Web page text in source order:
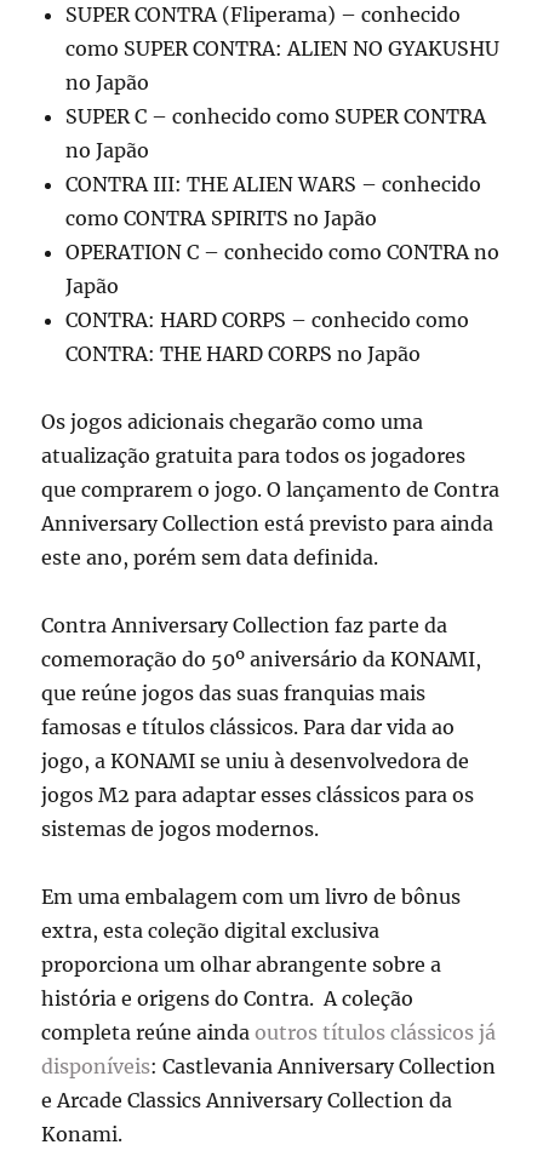
SUPER CONTRA (Fliperama) – conhecido
como SUPER CONTRA: ALIEN NO GYAKUSHU
no Japão
SUPER C – conhecido como SUPER CONTRA
no Japão
CONTRA III: THE ALIEN WARS – conhecido
como CONTRA SPIRITS no Japão
OPERATION C – conhecido como CONTRA no
Japão
CONTRA: HARD CORPS – conhecido como
CONTRA: THE HARD CORPS no Japão
Os jogos adicionais chegarão como uma
atualização gratuita para todos os jogadores
que comprarem o jogo. O lançamento de Contra
Anniversary Collection está previsto para ainda
este ano, porém sem data definida.
Contra Anniversary Collection faz parte da
comemoração do 50º aniversário da KONAMI,
que reúne jogos das suas franquias mais
famosas e títulos clássicos. Para dar vida ao
jogo, a KONAMI se uniu à desenvolvedora de
jogos M2 para adaptar esses clássicos para os
sistemas de jogos modernos.
Em uma embalagem com um livro de bônus
extra, esta coleção digital exclusiva
proporciona um olhar abrangente sobre a
história e origens do Contra. A coleção
completa reúne aindaoutros títulos clássicos já
disponíveis: Castlevania Anniversary Collection
e Arcade Classics Anniversary Collection da
Konami.